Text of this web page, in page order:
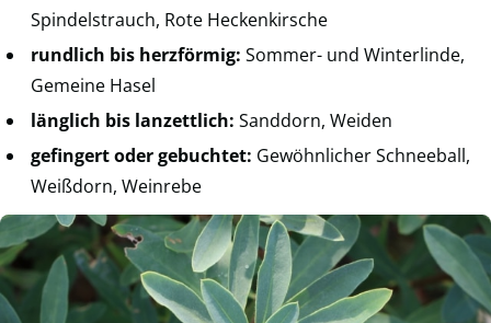
Spindelstrauch, Rote Heckenkirsche
rundlich bis herzförmig: Sommer- und Winterlinde,
Gemeine Hasel
länglich bis lanzettlich: Sanddorn, Weiden
gefingert oder gebuchtet: Gewöhnlicher Schneeball,
Weißdorn, Weinrebe